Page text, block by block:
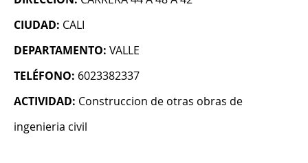
CIUDAD: CALI
DEPARTAMENTO: VALLE
TELÉFONO: 6023382337
ACTIVIDAD: Construccion de otras obras de
ingenieria civil